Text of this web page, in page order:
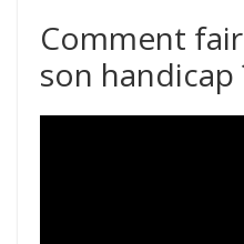
Comment
son handicap